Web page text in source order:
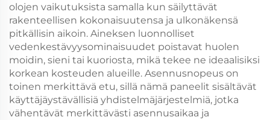
olojen vaikutuksista samalla kun säilyttävät
rakenteellisen kokonaisuutensa ja ulkonäkensä
pitkällisin aikoin. Aineksen luonnolliset
vedenkestävyysominaisuudet poistavat huolen
moidin, sieni tai kuoriosta, mikä tekee ne ideaalisiksi
korkean kosteuden alueille. Asennusnopeus on
toinen merkittävä etu, sillä nämä paneelit sisältävät
käyttäjäystävällisiä yhdistelmäjärjestelmiä, jotka
vähentävät merkittävästi asennusaikaa ja